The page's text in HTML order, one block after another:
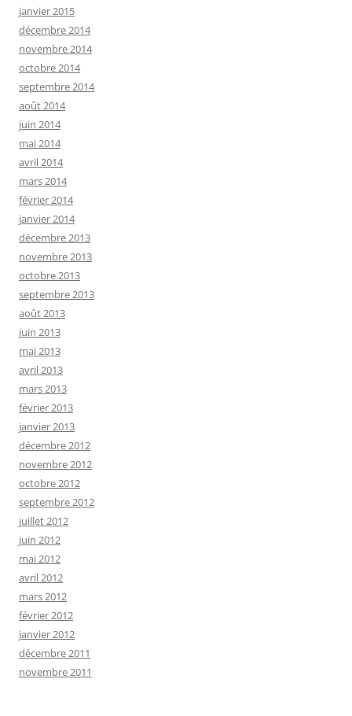
janvier 2015
décembre 2014
novembre 2014
octobre 2014
septembre 2014
août 2014
juin 2014
mai 2014
avril 2014
mars 2014
février 2014
janvier 2014
décembre 2013
novembre 2013
octobre 2013
septembre 2013
août 2013
juin 2013
mai 2013
avril 2013
mars 2013
février 2013
janvier 2013
décembre 2012
novembre 2012
octobre 2012
septembre 2012
juillet 2012
juin 2012
mai 2012
avril 2012
mars 2012
février 2012
janvier 2012
décembre 2011
novembre 2011